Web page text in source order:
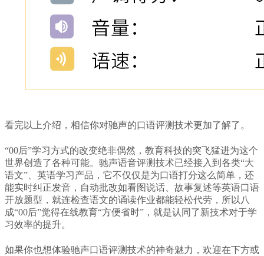
看完以上介绍，相信你对驰声的口语评测技术更加了解了。
“00后”学习方式的改变绝非偶然，教育科技的突飞猛进为这个
世界创造了各种可能。 驰声语音评测技术已经接入到各类“大
语文”、英语学习产品，它不仅仅是为口语打分这么简单，还
能实时纠正发音，自动批改如看图说话、故事复述等英语口语
开放题型，就连检查语文的诵读作业都能轻松代劳，所以八
成“00后”觉得在线教育“方便省时”，就是认同了新技术对于学
习效率的提升。
如果你也想体验驰声口语评测技术的神奇魅力，欢迎在下方或